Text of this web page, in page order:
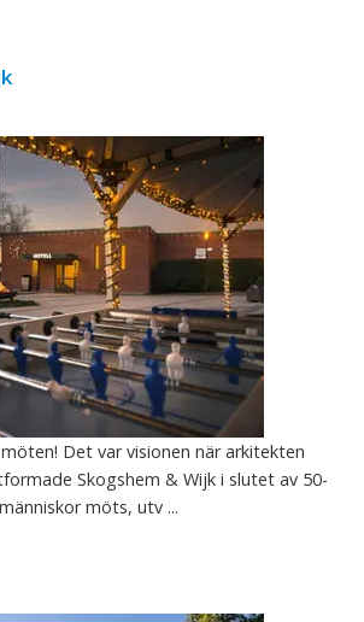
Det var visionen när arkitekten
Skogshem & Wijk i slutet av 50-
möts, utv ...